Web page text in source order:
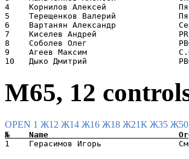
4    Корнилов Алексей
5    Терещенков Валерий
6    Вартанян Александр
7    Киселев Андрей
8    Соболев Олег
9    Агеев Максим
М65, 12
OPEN 1 Ж12 Ж14 Ж16 Ж18 Ж21К Ж35 Ж50